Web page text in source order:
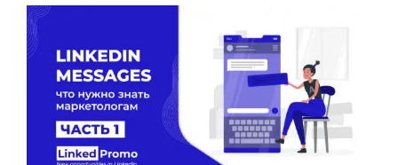
View
Larger
Image